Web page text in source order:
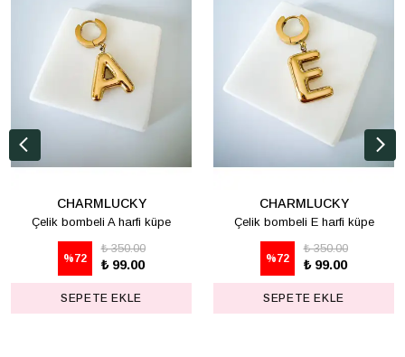
CHARMLUCKY
Çelik bombeli A harfi küpe
%72
₺ 350.00
₺ 99.00
SEPETE EKLE
CHARMLUCKY
Çelik bombeli E harfi küpe
%72
₺ 350.00
₺ 99.00
SEPETE EKLE